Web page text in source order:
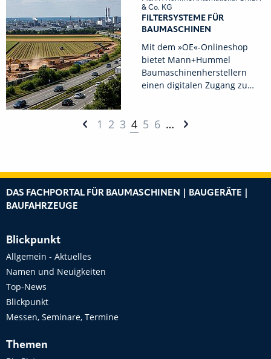
& Co. KG
FILTERSYSTEME FÜR
BAUMASCHINEN
Mit dem »OE«-Onlineshop
bietet Mann+Hummel
Baumaschinenherstellern
einen digitalen Zugang zu…
1 2 3 4 5 6 …
DAS FACHPORTAL FÜR BAUMASCHINEN | BAUGERÄTE |
BAUFAHRZEUGE
Blickpunkt
Allgemein - Aktuelles
Namen und Neuigkeiten
Top-News
Blickpunkt
Messen, Seminare, Termine
Themen